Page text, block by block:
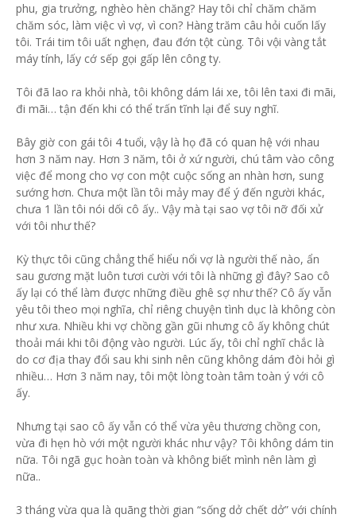
phu, gia trưởng, nghèo hèn chăng? Hay tôi chỉ chăm chăm
chăm sóc, làm việc vì vợ, vì con? Hàng trăm câu hỏi cuốn lấy
tôi. Trái tim tôi uất nghẹn, đau đớn tột cùng. Tôi vội vàng tắt
máy tính, lấy cớ sếp gọi gấp lên công ty.
Tôi đã lao ra khỏi nhà, tôi không dám lái xe, tôi lên taxi đi mãi,
đi mãi… tận đến khi có thể trấn tĩnh lại để suy nghĩ.
Bây giờ con gái tôi 4 tuổi, vậy là họ đã có quan hệ với nhau
hơn 3 năm nay. Hơn 3 năm, tôi ở xứ người, chú tâm vào công
việc để mong cho vợ con một cuộc sống an nhàn hơn, sung
sướng hơn. Chưa một lần tôi mảy may để ý đến người khác,
chưa 1 lần tôi nói dối cô ấy.. Vậy mà tại sao vợ tôi nỡ đối xử
với tôi như thế?
Kỳ thực tôi cũng chẳng thể hiểu nổi vợ là người thế nào, ẩn
sau gương mặt luôn tươi cười với tôi là những gì đây? Sao cô
ấy lại có thể làm được những điều ghê sợ như thế? Cô ấy vẫn
yêu tôi theo mọi nghĩa, chỉ riêng chuyện tình dục là không còn
như xưa. Nhiều khi vợ chồng gần gũi nhưng cô ấy không chút
thoải mái khi tôi động vào người. Lúc ấy, tôi chỉ nghĩ chắc là
do cơ địa thay đổi sau khi sinh nên cũng không dám đòi hỏi gì
nhiều… Hơn 3 năm nay, tôi một lòng toàn tâm toàn ý với cô
ấy.
Nhưng tại sao cô ấy vẫn có thể vừa yêu thương chồng con,
vừa đi hẹn hò với một người khác như vậy? Tôi không dám tin
nữa. Tôi ngã gục hoàn toàn và không biết mình nên làm gì
nữa..
3 tháng vừa qua là quãng thời gian “sống dở chết dở” với chính